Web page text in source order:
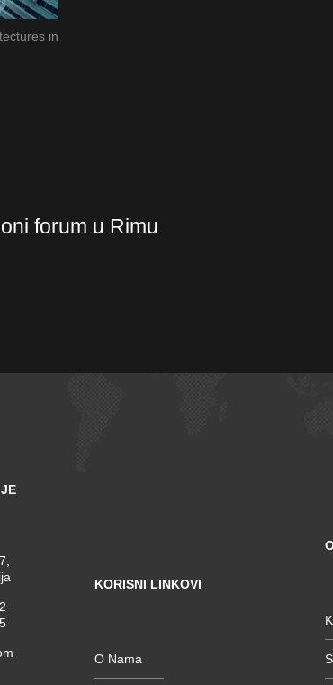
in
forum u Rimu
KORISNI LINKOVI
O Nama